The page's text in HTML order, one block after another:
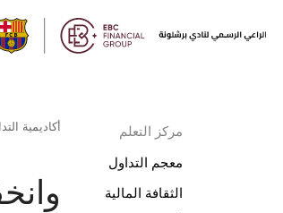
مركز التعلم
معجم التداول
الثقافة المالية
أكاديمية